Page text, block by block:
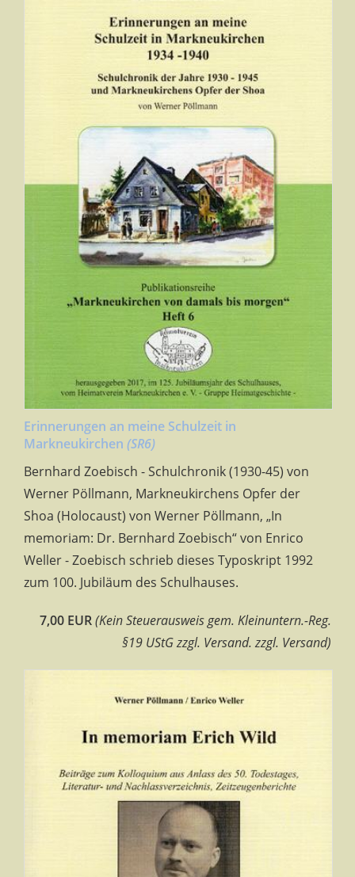
Erinnerungen an meine Schulzeit in
Markneukirchen (SR6)
Bernhard Zoebisch - Schulchronik (1930-45) von
Werner Pöllmann, Markneukirchens Opfer der
Shoa (Holocaust) von Werner Pöllmann, „In
memoriam: Dr. Bernhard Zoebisch“ von Enrico
Weller - Zoebisch schrieb dieses Typoskript 1992
zum 100. Jubiläum des Schulhauses.
7,00 EUR(Kein Steuerausweis gem. Kleinuntern.-Reg.
§19 UStG zzgl. Versand. zzgl. Versand)